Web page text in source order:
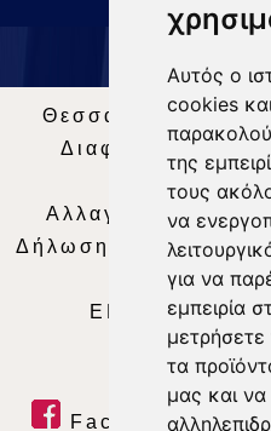
Αυτός ο
cookies
της
τους
να
για να
εμπειρία
τα
μας και να
Θεσσαλία
Διαφήμιση |
Απορρήτου |
Αλλαγή
Δήλωση
2018/334
ΕΝΗΜΕΡΩΣΗ
Facebook|